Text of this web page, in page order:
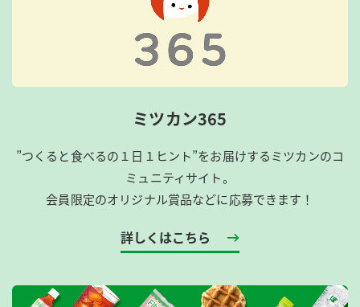
ミツカン365
”つくると食べるの１日１ヒント”をお届けするミツカンのコ
ミュニティサイト。
会員限定のオリジナル賞品などに応募できます！
詳しくはこちら